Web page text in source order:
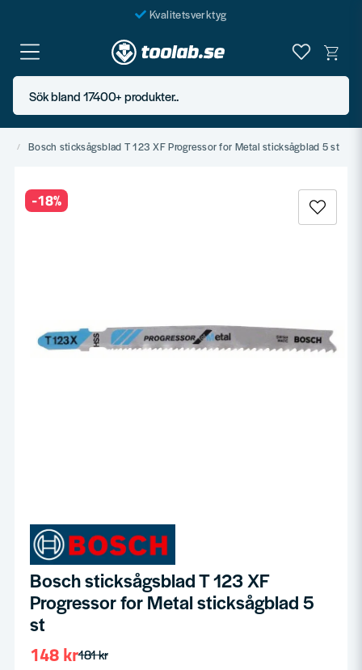
Kvalitetsverktyg
Fraktfritt över 999 SEK*
En järnhandel för alla
Butik i Göteborg
Sök bland 17400+ produkter..
Bosch sticksågsblad T 123 XF Progressor for Metal sticksågblad 5 st
-18%
Bosch sticksågsblad T 123 XF
Progressor for Metal sticksågblad 5
st
181 kr
148 kr